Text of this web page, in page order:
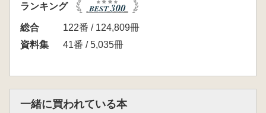
ランキング
総合
122番 / 124,809冊
資料集
41番 / 5,035冊
一緒に買われている本